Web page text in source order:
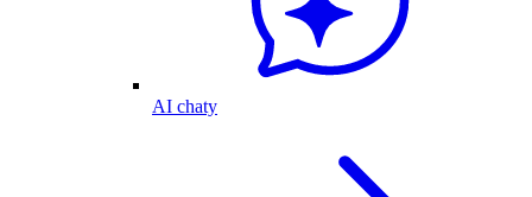
AI chaty